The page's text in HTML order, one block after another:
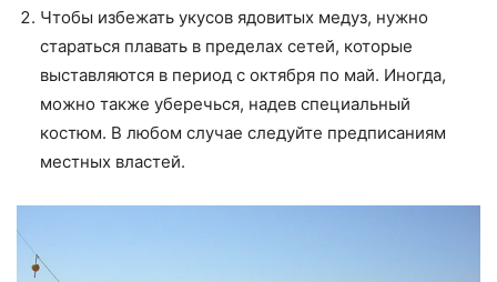
Чтобы избежать укусов ядовитых медуз, нужно
стараться плавать в пределах сетей, которые
выставляются в период с октября по май. Иногда,
можно также уберечься, надев специальный
костюм. В любом случае следуйте предписаниям
местных властей.